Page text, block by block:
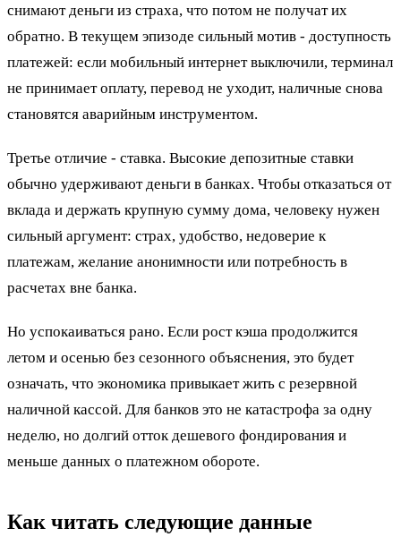
снимают деньги из страха, что потом не получат их
обратно. В текущем эпизоде сильный мотив - доступность
платежей: если мобильный интернет выключили, терминал
не принимает оплату, перевод не уходит, наличные снова
становятся аварийным инструментом.
Третье отличие - ставка. Высокие депозитные ставки
обычно удерживают деньги в банках. Чтобы отказаться от
вклада и держать крупную сумму дома, человеку нужен
сильный аргумент: страх, удобство, недоверие к
платежам, желание анонимности или потребность в
расчетах вне банка.
Но успокаиваться рано. Если рост кэша продолжится
летом и осенью без сезонного объяснения, это будет
означать, что экономика привыкает жить с резервной
наличной кассой. Для банков это не катастрофа за одну
неделю, но долгий отток дешевого фондирования и
меньше данных о платежном обороте.
Как читать следующие данные